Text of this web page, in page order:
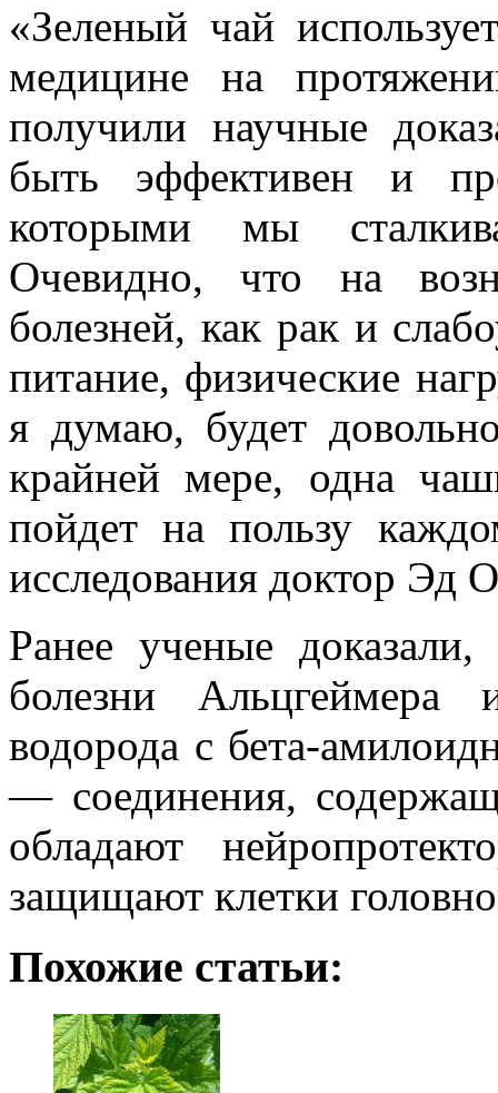
«Зеленый чай
медицине на
получили научные
быть эффективен и
которыми мы
Очевидно, что на
болезней, как рак и
питание, физические
я думаю, будет
крайней мере, одна
пойдет на пользу
исследования доктор Эд
Ранее ученые
болезни Альцгеймера
водорода с бета-
— соединения,
обладают
защищают клетки
Похожие статьи: